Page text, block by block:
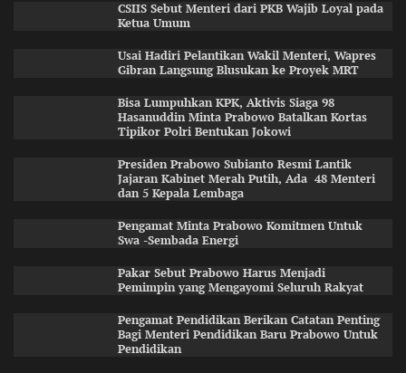
CSIIS Sebut Menteri dari PKB Wajib Loyal pada
Ketua Umum
Usai Hadiri Pelantikan Wakil Menteri, Wapres
Gibran Langsung Blusukan ke Proyek MRT
Bisa Lumpuhkan KPK, Aktivis Siaga 98
Hasanuddin Minta Prabowo Batalkan Kortas
Tipikor Polri Bentukan Jokowi
Presiden Prabowo Subianto Resmi Lantik
Jajaran Kabinet Merah Putih, Ada 48 Menteri
dan 5 Kepala Lembaga
Pengamat Minta Prabowo Komitmen Untuk
Swa -Sembada Energi
Pakar Sebut Prabowo Harus Menjadi
Pemimpin yang Mengayomi Seluruh Rakyat
Pengamat Pendidikan Berikan Catatan Penting
Bagi Menteri Pendidikan Baru Prabowo Untuk
Pendidikan